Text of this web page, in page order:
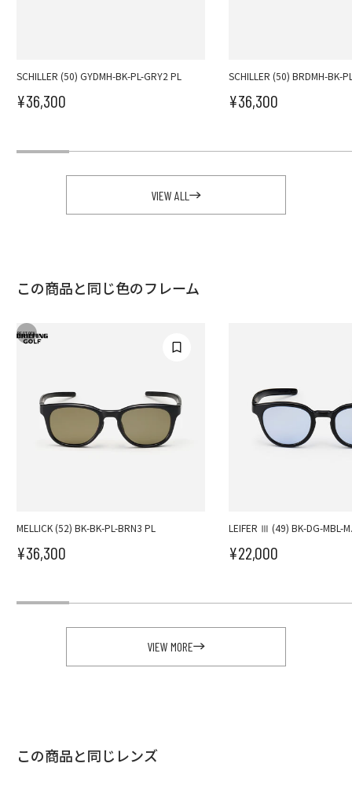
SCHILLER (50) GYDMH-BK-PL-GRY2 PL
セール価格
¥36,300
SCHILLER (50) BRDMH-BK-
セール価格
¥36,300
VIEW ALL
この商品と同じ色のフレーム
RESTOCK
MELLICK (52) BK-BK-PL-BRN3 PL
セール価格
¥36,300
LEIFER Ⅲ (49) BK-DG-MBL-
セール価格
¥22,000
VIEW MORE
この商品と同じレンズ